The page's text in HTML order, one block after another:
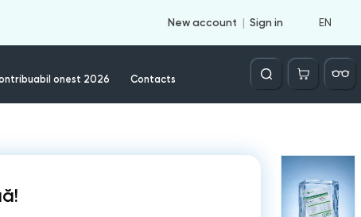
New account Sign in EN
onest 2026 Contacts
Căutare